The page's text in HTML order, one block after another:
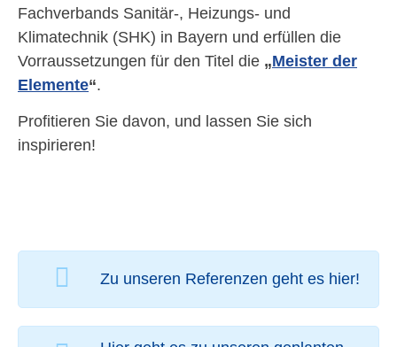
Fachverbands Sanitär-, Heizungs- und
Klimatechnik (SHK) in Bayern und erfüllen die
Vorraussetzungen für den Titel die „Meister der
Elemente“.
Profitieren Sie davon, und lassen Sie sich
inspirieren!
Zu unseren Referenzen geht es hier!